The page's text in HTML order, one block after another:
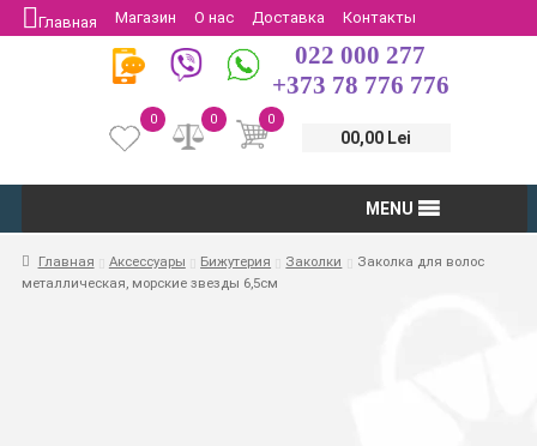
Главная Магазин О нас Доставка
Контакты
Защита потребителей
Возврат
022 000 277
+373 78 776 776
0
00,00 Lei
0
0
MENU
Главная Аксессуары Бижутерия Заколки
Заколка для волос
металлическая, морские звезды 6,5см